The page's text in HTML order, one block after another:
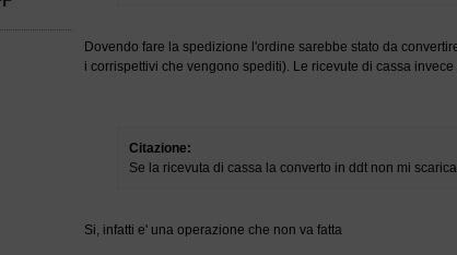
Dovendo fare la spedizione l'ordine sarebbe stato da
i corrispettivi che vengono spediti). Le ricevute di cassa
Citazione:
Se la ricevuta di cassa la converto in ddt non mi
Si, infatti e' una operazione che non va fatta